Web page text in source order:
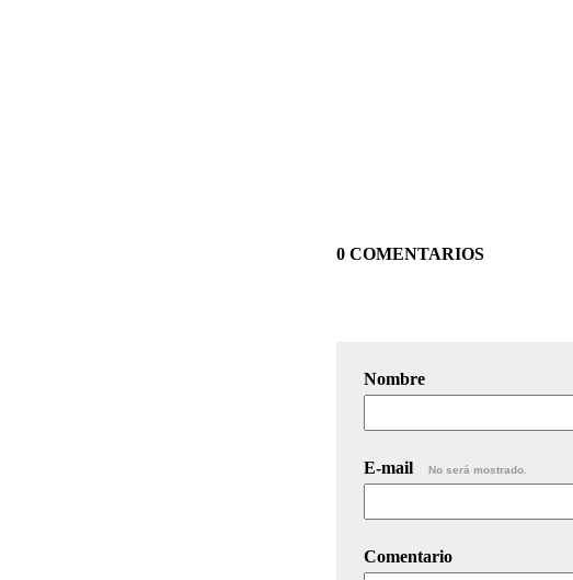
0 COMENTARIOS
Nombre
E-mail No será mostrado.
Comentario